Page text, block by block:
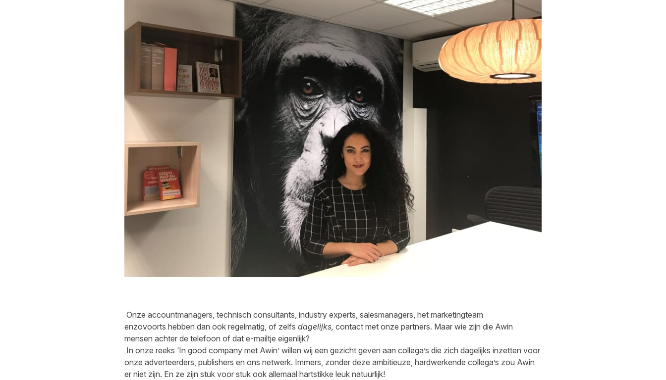
Onze accountmanagers, technisch consultants, industry experts, salesmanagers, het marketingteam
enzovoorts hebben dan ook regelmatig, of zelfs dagelijks, contact met onze partners. Maar wie zijn die Awin
mensen achter de telefoon of dat e-mailtje eigenlijk?
In onze reeks ‘In good company met Awin’ willen wij een gezicht geven aan collega’s die zich dagelijks inzetten voor
onze adverteerders, publishers en ons netwerk. Immers, zonder deze ambitieuze, hardwerkende collega’s zou Awin
er niet zijn. En ze zijn stuk voor stuk ook allemaal hartstikke leuk natuurlijk!